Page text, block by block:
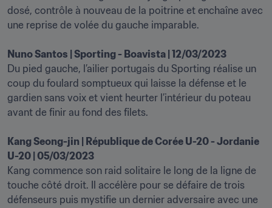
dosé, contrôle à nouveau de la poitrine et enchaîne avec
une reprise de volée du gauche imparable.
Nuno Santos | Sporting - Boavista | 12/03/2023
Du pied gauche, l’ailier portugais du Sporting réalise un
coup du foulard somptueux qui laisse la défense et le
gardien sans voix et vient heurter l’intérieur du poteau
avant de finir au fond des filets.
Kang Seong-jin | République de Corée U-20 - Jordanie
U-20 | 05/03/2023
Kang commence son raid solitaire le long de la ligne de
touche côté droit. Il accélère pour se défaire de trois
défenseurs puis mystifie un dernier adversaire avec une